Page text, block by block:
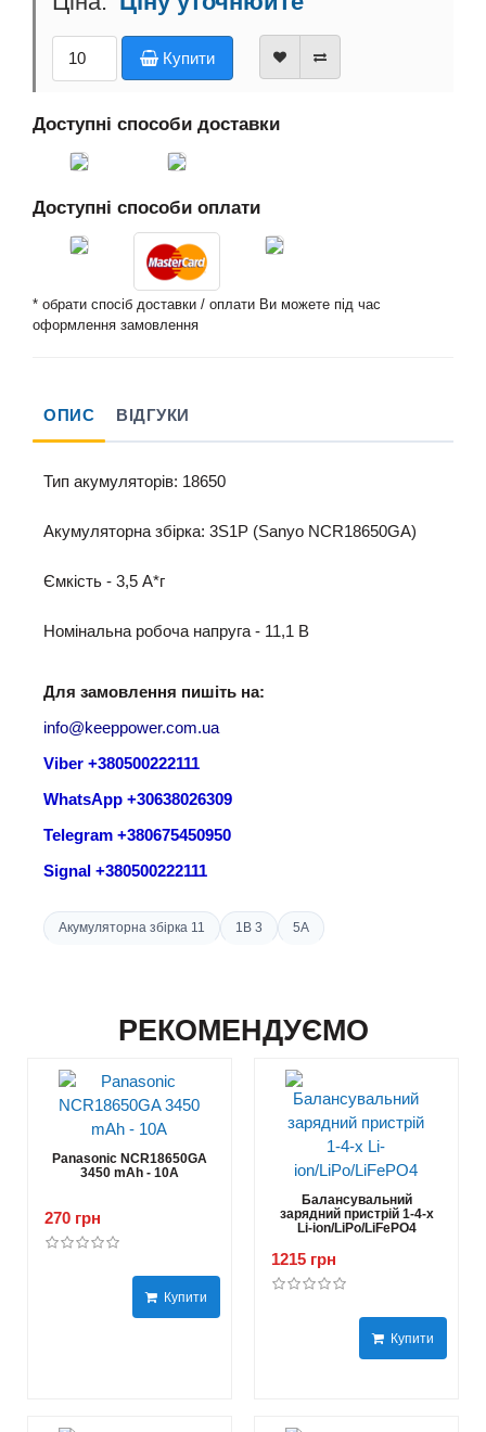
Купити
Доступні способи доставки
Доступні способи оплати
* обрати спосіб доставки / оплати Ви можете під час
оформлення замовлення
ОПИС ВІДГУКИ
Тип акумуляторів: 18650
Акумуляторна збірка: 3S1P (Sanyo NCR18650GA)
Ємкість - 3,5 A*г
Номінальна робоча напруга - 11,1 B
Для замовлення пишіть на:
info@keeppower.com.ua
Viber +380500222111
WhatsApp +30638026309
Telegram +380675450950
Signal +380500222111
Акумуляторна збірка 11 1В 3 5A
РЕКОМЕНДУЄМО
Panasonic NCR18650GA
3450 mAh - 10А
270 грн
Купити
Балансувальний
зарядний пристрій 1-4-х
Li-ion/LiPo/LiFePO4
1215 грн
Купити